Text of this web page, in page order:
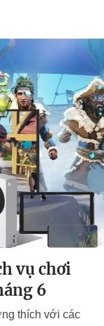
vụ chơi
6
thích với các